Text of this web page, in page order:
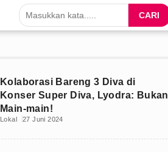
CARI
Kolaborasi Bareng 3 Diva di
Konser Super Diva, Lyodra: Bukan
Main-main!
Lokal 27 Juni 2024